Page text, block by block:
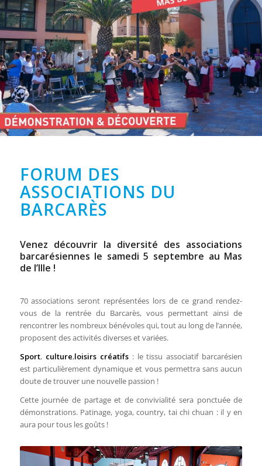
FORUM DES
ASSOCIATIONS DU
BARCARÈS
Venez découvrir la diversité des associations
barcarésiennes le samedi 5 septembre au Mas
de l’Ille !
70 associations seront représentées lors de ce grand rendez-
vous de la rentrée du Barcarès, vous permettant ainsi de
rencontrer les nombreux bénévoles qui, tout au long de l’année,
proposent des activités diverses et variées.
Sport, culture,loisirs créatifs: le tissu associatif barcarésien
est particulièrement dynamique et vous permettra sans aucun
doute de trouver une nouvelle passion !
Cette journée de partage et de convivialité sera ponctuée de
démonstrations. Patinage, yoga, country, tai chi chuan : il y en
aura pour tous les goûts !